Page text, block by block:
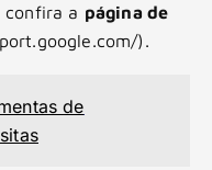
confira a página de
).
de